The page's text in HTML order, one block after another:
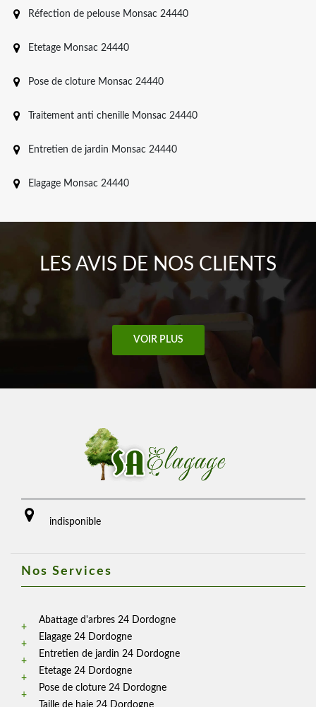
Réfection de pelouse Monsac 24440
Etetage Monsac 24440
Pose de cloture Monsac 24440
Traitement anti chenille Monsac 24440
Entretien de jardin Monsac 24440
Elagage Monsac 24440
LES AVIS DE NOS CLIENTS
VOIR PLUS
indisponible
Nos Services
Abattage d'arbres 24 Dordogne
Elagage 24 Dordogne
Entretien de jardin 24 Dordogne
Etetage 24 Dordogne
Pose de cloture 24 Dordogne